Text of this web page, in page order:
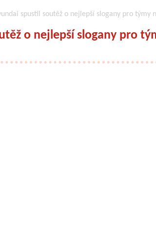
spustil soutěž o nejlepší slogany pro týmy
o nejlepší slogany pro